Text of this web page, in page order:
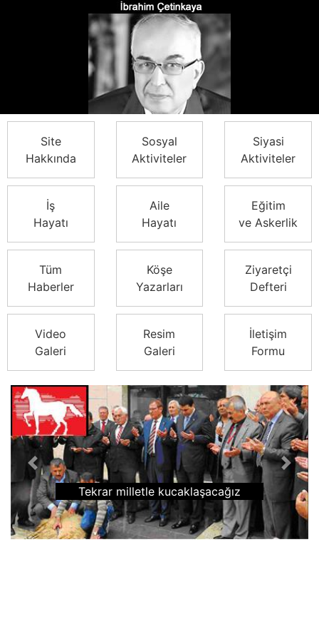
Site
Hakkında
Sosyal
Aktiviteler
Siyasi
Aktiviteler
İş
Hayatı
Aile
Hayatı
Eğitim
ve Askerlik
Tüm
Haberler
Köşe
Yazarları
Ziyaretçi
Defteri
Video
Galeri
Resim
Galeri
İletişim
Formu
Tekrar milletle kucaklaşacağız
Previous Next